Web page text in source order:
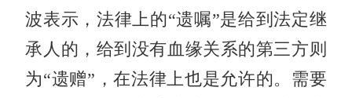
波表示，法律上的“遗嘱”是给到法定继
承人的，给到没有血缘关系的第三方则
为“遗赠”，在法律上也是允许的。需要